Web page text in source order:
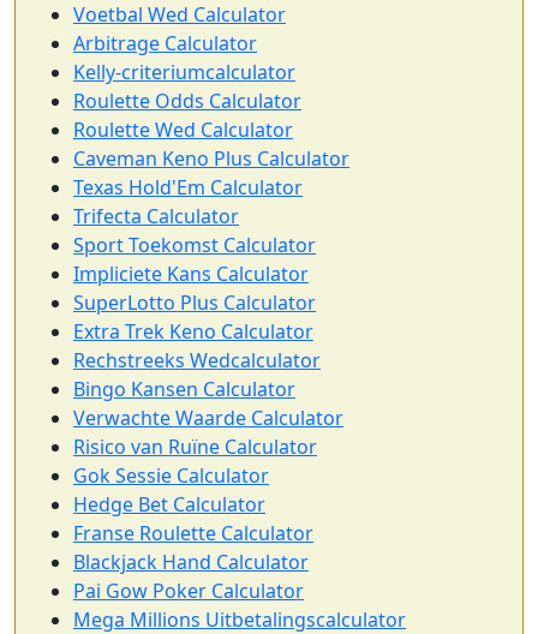
Voetbal Wed Calculator
Arbitrage Calculator
Kelly-criteriumcalculator
Roulette Odds Calculator
Roulette Wed Calculator
Caveman Keno Plus Calculator
Texas Hold'Em Calculator
Trifecta Calculator
Sport Toekomst Calculator
Impliciete Kans Calculator
SuperLotto Plus Calculator
Extra Trek Keno Calculator
Rechstreeks Wedcalculator
Bingo Kansen Calculator
Verwachte Waarde Calculator
Risico van Ruïne Calculator
Gok Sessie Calculator
Hedge Bet Calculator
Franse Roulette Calculator
Blackjack Hand Calculator
Pai Gow Poker Calculator
Mega Millions Uitbetalingscalculator